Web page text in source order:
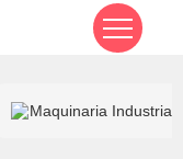
Maquinaria Industrial